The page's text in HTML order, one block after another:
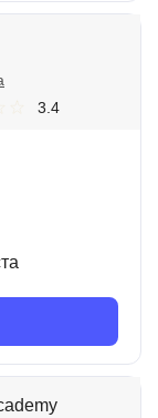
3.4